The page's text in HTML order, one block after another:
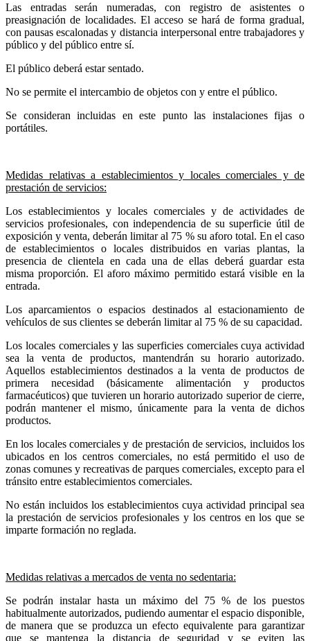
Las entradas serán numeradas, con registro de asistentes o
preasignación de localidades. El acceso se hará de forma gradual,
con pausas escalonadas y distancia interpersonal entre trabajadores y
público y del público entre sí.
El público deberá estar sentado.
No se permite el intercambio de objetos con y entre el público.
Se consideran incluidas en este punto las instalaciones fijas o
portátiles.
Medidas relativas a establecimientos y locales comerciales y de
prestación de servicios:
Los establecimientos y locales comerciales y de actividades de
servicios profesionales, con independencia de su superficie útil de
exposición y venta, deberán limitar al 75 % su aforo total. En el caso
de establecimientos o locales distribuidos en varias plantas, la
presencia de clientela en cada una de ellas deberá guardar esta
misma proporción. El aforo máximo permitido estará visible en la
entrada.
Los aparcamientos o espacios destinados al estacionamiento de
vehículos de sus clientes se deberán limitar al 75 % de su capacidad.
Los locales comerciales y las superficies comerciales cuya actividad
sea la venta de productos, mantendrán su horario autorizado.
Aquellos establecimientos destinados a la venta de productos de
primera necesidad (básicamente alimentación y productos
farmacéuticos) que tuvieren un horario autorizado superior de cierre,
podrán mantener el mismo, únicamente para la venta de dichos
productos.
En los locales comerciales y de prestación de servicios, incluidos los
ubicados en los centros comerciales, no está permitido el uso de
zonas comunes y recreativas de parques comerciales, excepto para el
tránsito entre establecimientos comerciales.
No están incluidos los establecimientos cuya actividad principal sea
la prestación de servicios profesionales y los centros en los que se
imparte formación no reglada.
Medidas relativas a mercados de venta no sedentaria:
Se podrán instalar hasta un máximo del 75 % de los puestos
habitualmente autorizados, pudiendo aumentar el espacio disponible,
de manera que se produzca un efecto equivalente para garantizar
que se mantenga la distancia de seguridad y se eviten las